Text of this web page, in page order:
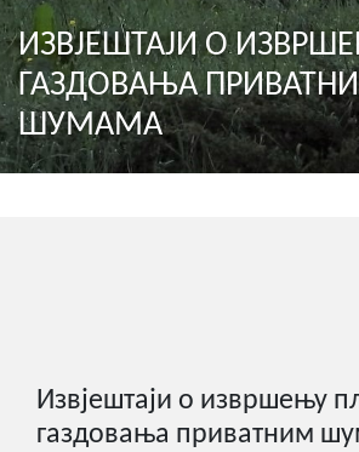
ИЗВЈЕШТАЈИ О
ГАЗДОВАЊА
ШУМАМА
Извјештаји о извршењу
газдовања приватним